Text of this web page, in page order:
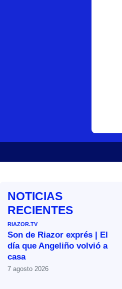
NOTICIAS
RECIENTES
RIAZOR.TV
Son de Riazor exprés | El
día que Angeliño volvió a
casa
7 agosto 2026